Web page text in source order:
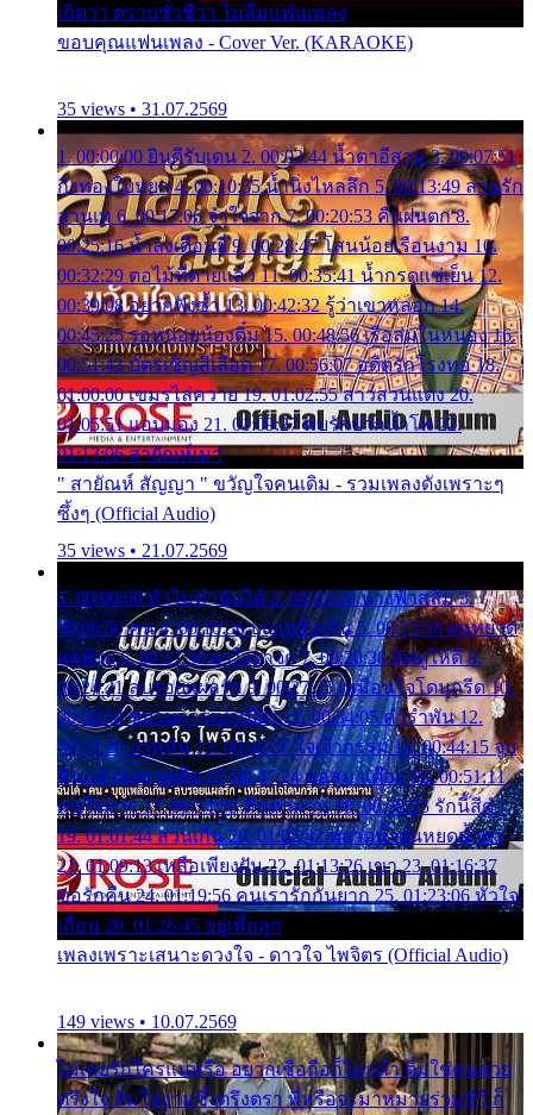
เถิดว่า ตราบชั่วชีวา ไม่ลืมแฟนเพลง
ขอบคุณแฟนเพลง - Cover Ver. (KARAOKE)
35 views • 31.07.2569
1. 00:00:00 ยินดีรับเดน 2. 00:03:44 น้ำตาอีสาน 3. 00:07:51
กิ่งทองใบหยก 4. 00:10:35 น้ำนิ่งไหลลึก 5. 00:13:49 ลานรัก
ลานเท 6. 00:17:06 จำใจจาก 7. 00:20:53 คืนฝนตก 8.
00:25:16 น้ำลงเดือนยี่ 9. 00:28:47 โสนน้อยเรือนงาม 10.
00:32:29 ตอไม้ที่ตายแล้ว 11. 00:35:41 น้ำกรดแช่เย็น 12.
00:39:08 อยากฟังซ้ำ 13. 00:42:32 รู้ว่าเขาหลอก 14.
00:45:25 รอหน่อยน้องติ๋ม 15. 00:48:56 เรือล่มในหนอง 16.
00:51:43 บัตรเชิญสีเลือด 17. 00:56:07 อดีตรักโรงทอ 18.
01:00:00 เขมรไล่ควาย 19. 01:02:55 สาวสวนแตง 20.
01:05:51 แอบมอง 21. 01:09:27 พบรักปากน้ำโพ 22.
01:13:06 สายัณห์เมา
" สายัณห์ สัญญา " ขวัญใจคนเดิม - รวมเพลงดังเพราะๆ
ซึ้งๆ (Official Audio)
35 views • 21.07.2569
1. 00:00:00 ทำไมทำฉันได้ 2. 00:03:20 นางฟ้าสลัม 3.
00:06:50 คน 4. 00:10:36 บุญเหลือเกิน 5. 00:13:58 ฝนหยาด
สุดท้าย 6. 00:17:30 ยาใจยาจก 7. 00:20:30 คิดดูให้ดี 8.
00:24:21 ลบรอยแผลรัก 9. 00:27:35 เหมือนใจโดนกรีด 10.
00:30:54 ขบวนการเปาเปียว 11. 00:34:05 คำรำพัน 12.
00:37:20 ปาหนัน 13. 00:40:37 ใจเจ้ากรรม 14. 00:44:15 จูบ
ฉันแล้วจงตายเสีย 15. 00:47:24 ขอสูมาเต๊อะ 16. 00:51:11
คนใจมาร 17. 00:54:50 คืนทรมาน 18. 00:58:25 รักนี้สีดำ
19. 01:01:44 ส่วนเกิน 20. 01:05:42 หยาดน้ำฝนหยดน้ำตา
21. 01:09:13 เหลือเพียงฝัน 22. 01:13:26 เขา 23. 01:16:37
ขอรักคืน 24. 01:19:56 คนเรารักกันยาก 25. 01:23:06 หัวใจ
เถื่อน 26. 01:26:45 อยู่เพื่อลูก
เพลงเพราะเสนาะดวงใจ - ดาวใจ ไพจิตร (Official Audio)
149 views • 10.07.2569
ไม่เคยรักใครแน่หรือ อยากเชื่อถือก็ไม่กล้า ติ๋มใช่คนสวย
ตรึงใจ ติ๋มใช่งามซึ้งตรึงตรา พี่หรือจะมาหมายร่วมชีวี ก็